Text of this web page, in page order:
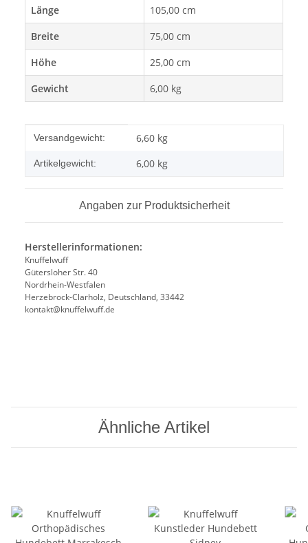
Länge
105,00 cm
Breite
75,00 cm
Höhe
25,00 cm
Gewicht
6,00 kg
Produkteigenschaft
Wert
Versandgewicht: 6,60 kg
Artikelgewicht: 6,00 kg
Angaben zur Produktsicherheit
Herstellerinformationen:
Knuffelwuff
Gütersloher Str. 40
Nordrhein-Westfalen
Herzebrock-Clarholz, Deutschland, 33442
kontakt@knuffelwuff.de
Ähnliche Artikel